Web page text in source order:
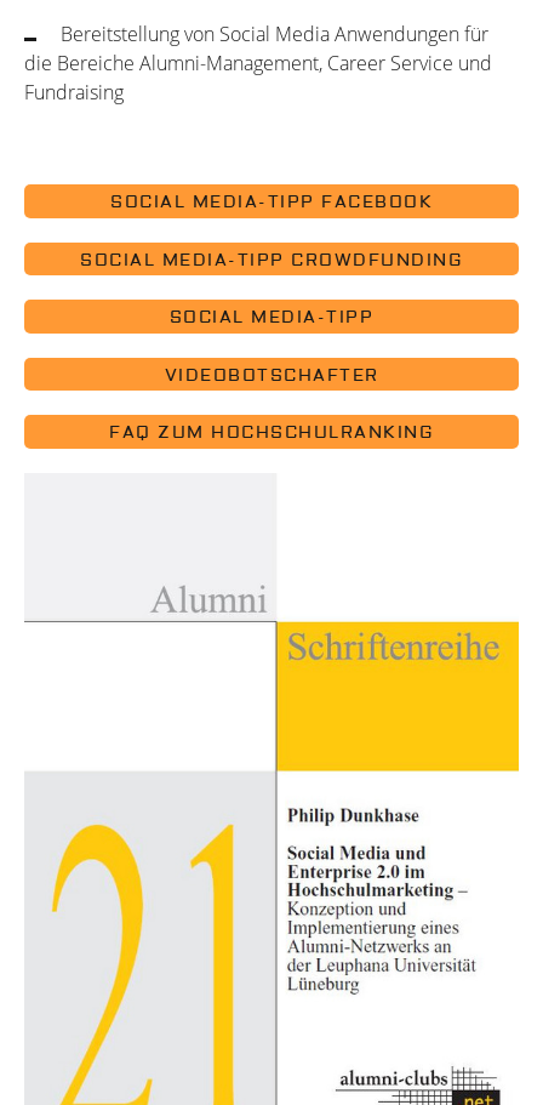
Bereitstellung von Social Media Anwendungen für
die Bereiche Alumni-Management, Career Service und
Fundraising
SOCIAL MEDIA-TIPP FACEBOOK
SOCIAL MEDIA-TIPP CROWDFUNDING
SOCIAL MEDIA-TIPP
VIDEOBOTSCHAFTER
FAQ ZUM HOCHSCHULRANKING